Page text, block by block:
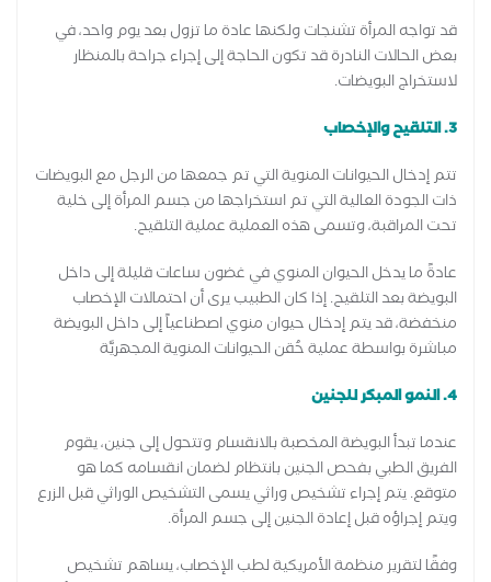
قد تواجه المرأة تشنجات ولكنها عادة ما تزول بعد يوم واحد، في
بعض الحالات النادرة قد تكون الحاجة إلى إجراء جراحة بالمنظار
لاستخراج البويضات.
3. التلقيح والإخصاب
تتم إدخال الحيوانات المنوية التي تم جمعها من الرجل مع البويضات
ذات الجودة العالية التي تم استخراجها من جسم المرأة إلى خلية
تحت المراقبة، وتسمى هذه العملية عملية التلقيح.
عادةً ما يدخل الحيوان المنوي في غضون ساعات قليلة إلى داخل
البويضة بعد التلقيح. إذا كان الطبيب يرى أن احتمالات الإخصاب
منخفضة، قد يتم إدخال حيوان منوي اصطناعياً إلى داخل البويضة
مباشرة بواسطة عملية حُقن الحيوانات المنوية المجهريَّة
4. النمو المبكر للجنين
عندما تبدأ البويضة المخصبة بالانقسام وتتحول إلى جنين، يقوم
الفريق الطبي بفحص الجنين بانتظام لضمان انقسامه كما هو
متوقع. يتم إجراء تشخيص وراثي يسمى التشخيص الوراثي قبل الزرع
ويتم إجراؤه قبل إعادة الجنين إلى جسم المرأة.
وفقًا لتقرير منظمة الأمريكية لطب الإخصاب، يساهم تشخيص